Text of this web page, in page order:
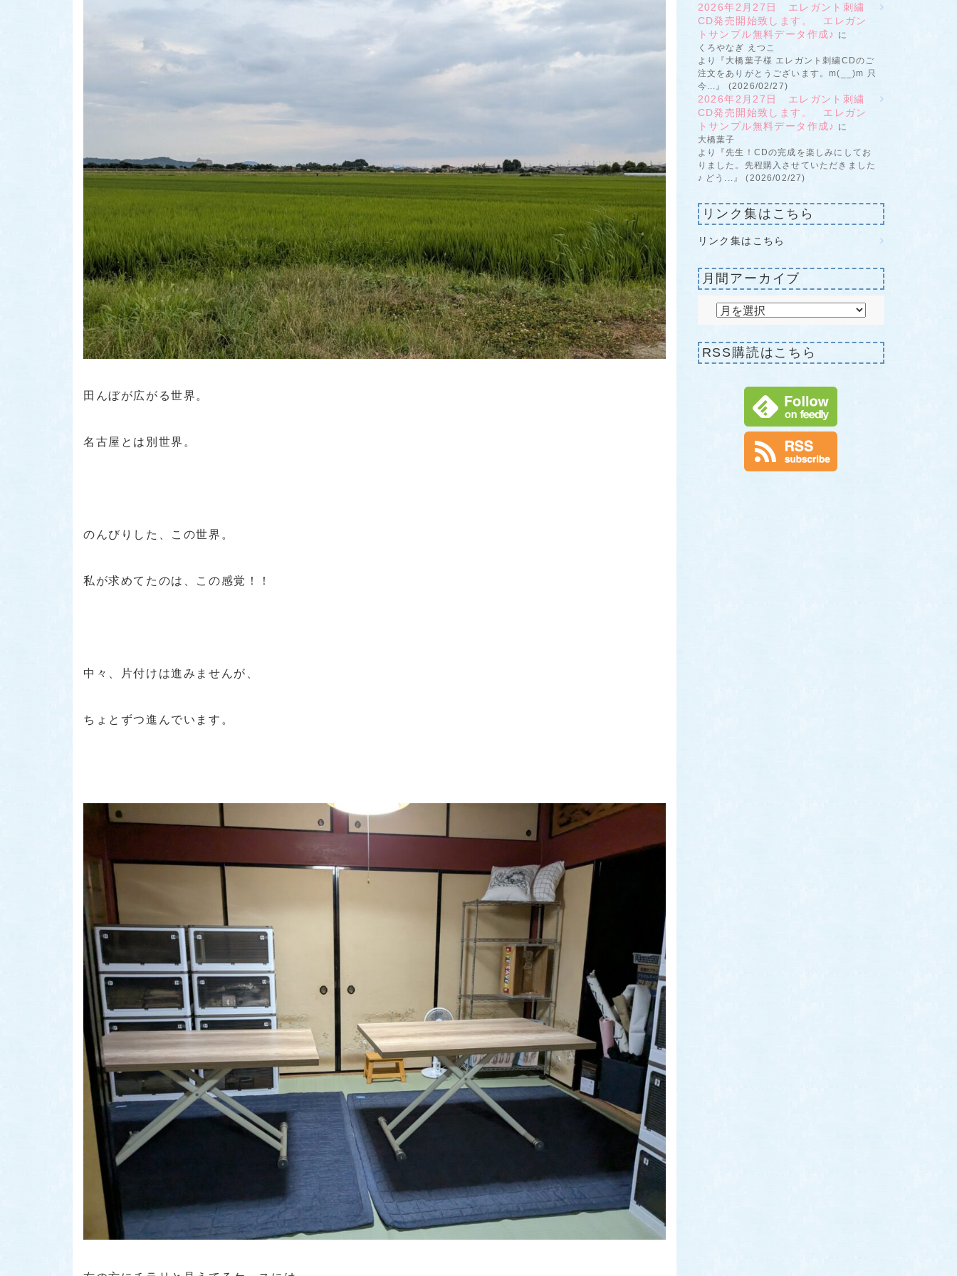
田んぼが広がる世界。
名古屋とは別世界。
のんびりした、この世界。
私が求めてたのは、この感覚！！
中々、片付けは進みませんが、
ちょとずつ進んでいます。
2026年2月27日 エレガント刺繍
CD発売開始致します。 エレガン
トサンプル無料データ作成♪ に
くろやなぎ えつこ
より『大橋葉子様 エレガント刺繍CDのご
注文をありがとうございます。m(__)m 只
今...』 (2026/02/27)
2026年2月27日 エレガント刺繍
CD発売開始致します。 エレガン
トサンプル無料データ作成♪ に
大橋葉子
より『先生！CDの完成を楽しみにしてお
りました。先程購入させていただきました
♪ どう...』 (2026/02/27)
リンク集はこちら
リンク集はこちら
月間アーカイブ
RSS購読はこちら